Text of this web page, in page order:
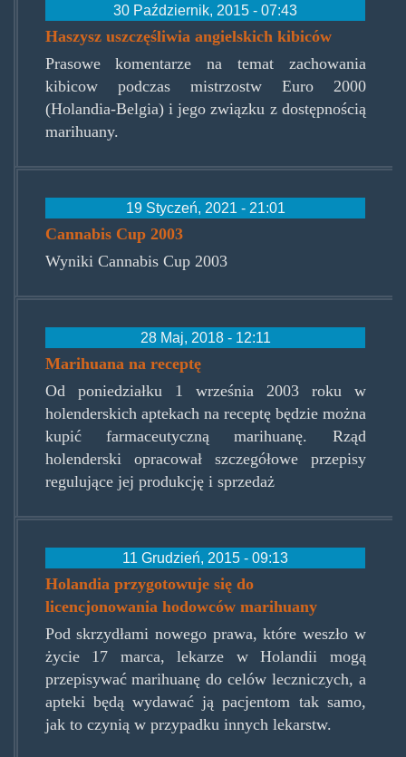
30 Październik, 2015 - 07:43
Haszysz uszczęśliwia angielskich kibiców
Prasowe komentarze na temat zachowania
kibicow podczas mistrzostw Euro 2000
(Holandia-Belgia) i jego związku z dostępnością
marihuany.
19 Styczeń, 2021 - 21:01
Cannabis Cup 2003
Wyniki Cannabis Cup 2003
28 Maj, 2018 - 12:11
Marihuana na receptę
Od poniedziałku 1 września 2003 roku w
holenderskich aptekach na receptę będzie można
kupić farmaceutyczną marihuanę. Rząd
holenderski opracował szczegółowe przepisy
regulujące jej produkcję i sprzedaż
11 Grudzień, 2015 - 09:13
Holandia przygotowuje się do
licencjonowania hodowców marihuany
Pod skrzydłami nowego prawa, które weszło w
życie 17 marca, lekarze w Holandii mogą
przepisywać marihuanę do celów leczniczych, a
apteki będą wydawać ją pacjentom tak samo,
jak to czynią w przypadku innych lekarstw.